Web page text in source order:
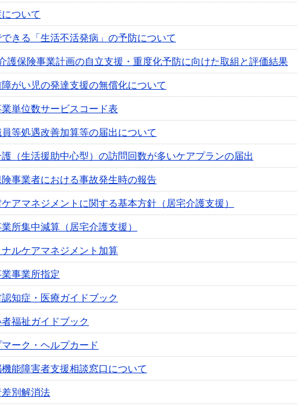
ついて
できる「生活不活発病」の予防について
護保険事業計画の自立支援・重度化予防に向けた取組と評価結果
がい児の発達支援の無償化について
単位数サービスコード表
等処遇改善加算等の届出について
（生活援助中心型）の訪問回数が多いケアプランの届出
事業者における事故発生時の報告
アマネジメントに関する基本方針（居宅介護支援）
所集中減算（居宅介護支援）
ナルケアマネジメント加算
事業所指定
知症・医療ガイドブック
福祉ガイドブック
ーク・ヘルプカード
能障害者支援相談窓口について
差別解消法